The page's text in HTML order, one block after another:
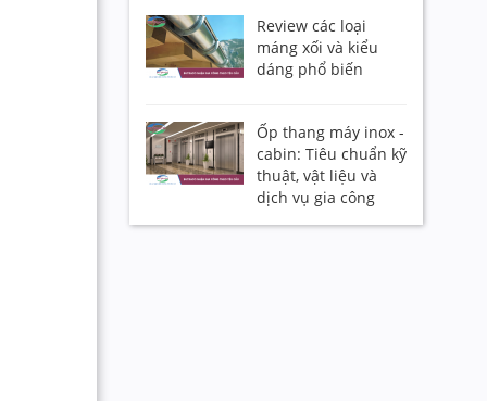
Review các loại
máng xối và kiểu
dáng phổ biến
Ốp thang máy inox -
cabin: Tiêu chuẩn kỹ
thuật, vật liệu và
dịch vụ gia công